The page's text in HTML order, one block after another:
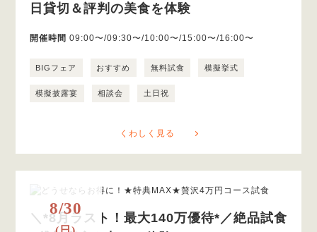
日貸切＆評判の美食を体験
開催時間 09:00〜/09:30〜/10:00〜/15:00〜/16:00〜
BIGフェア おすすめ 無料試食 模擬挙式
模擬披露宴 相談会 土日祝
くわしく見る
8/30
＼*8月ラスト！最大140万優待*／絶品試食